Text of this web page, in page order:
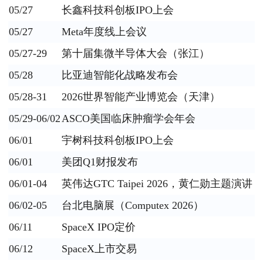
05/27
长鑫科技科创板IPO上会
05/27
Meta年度线上会议
05/27-29
第十届集微半导体大会（张江）
05/28
比亚迪智能化战略发布会
05/28-31
2026世界智能产业博览会（天津）
05/29-06/02ASCO美国临床肿瘤学会年会
06/01
宇树科技科创板IPO上会
06/01
美团Q1财报发布
06/01-04
英伟达GTC Taipei 2026，黄仁勋主题演讲
06/02-05
台北电脑展（Computex 2026）
06/11
SpaceX IPO定价
06/12
SpaceX上市交易